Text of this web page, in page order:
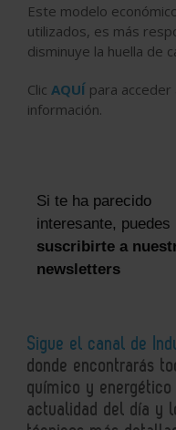
Este modelo
utilizados, es más
disminuye la huella de
Clic AQUÍ para
información.
Si te ha parecido
interesante, puedes
suscribirte a
newsletters
Sigue el canal de
donde encontrarás
químico y
actualidad del día y